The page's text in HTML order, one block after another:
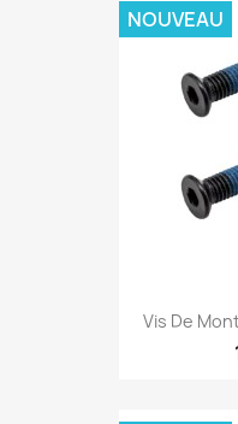
Vis De
NOUVEAU